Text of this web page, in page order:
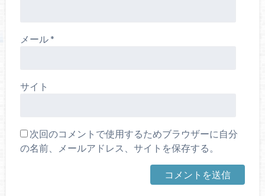
メール*
サイト
次回のコメントで使用するためブラウザーに自分
の名前、メールアドレス、サイトを保存する。